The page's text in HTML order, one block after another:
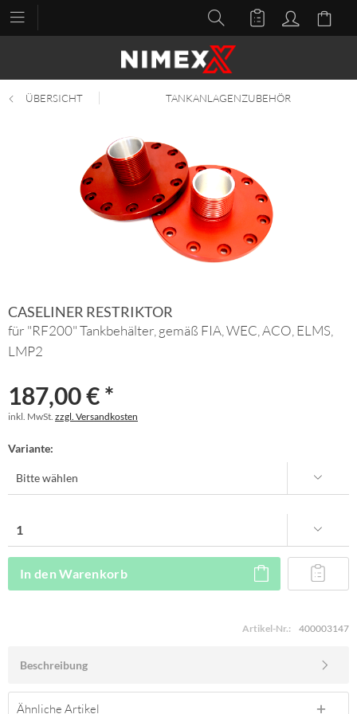
ÜBERSICHT TANKANLAGENZUBEHÖR
CASELINER RESTRIKTOR
für "RF200" Tankbehälter, gemäß FIA, WEC, ACO, ELMS,
LMP2
187,00 € *
inkl. MwSt. zzgl. Versandkosten
Variante:
In den Warenkorb
Artikel-Nr.: 400003147
Beschreibung
Ähnliche Artikel